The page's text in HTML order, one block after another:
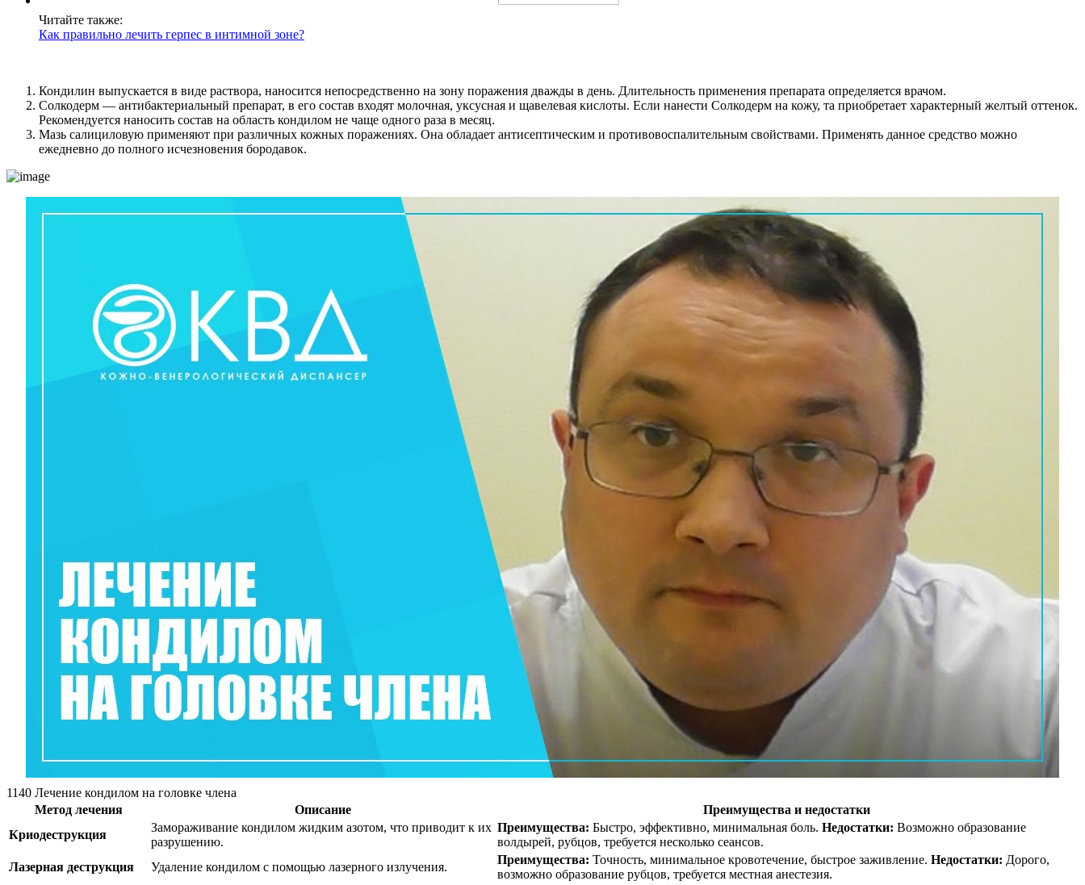
Читайте также:
Как правильно лечить герпес в интимной зоне?
Кондилин выпускается в виде раствора, наносится непосредственно на зону поражения дважды в день. Длительность применения препарата определяется врачом.
Солкодерм — антибактериальный препарат, в его состав входят молочная, уксусная и щавелевая кислоты. Если нанести Солкодерм на кожу, та приобретает характерный желтый оттенок.
Рекомендуется наносить состав на область кондилом не чаще одного раза в месяц.
Мазь салициловую применяют при различных кожных поражениях. Она обладает антисептическим и противовоспалительным свойствами. Применять данное средство можно
ежедневно до полного исчезновения бородавок.
1140 Лечение кондилом на головке члена
Метод лечения
Описание
Преимущества и недостатки
Криодеструкция
Замораживание кондилом жидким азотом, что приводит к их
разрушению.
Преимущества: Быстро, эффективно, минимальная боль. Недостатки: Возможно образование
волдырей, рубцов, требуется несколько сеансов.
Лазерная деструкция
Удаление кондилом с помощью лазерного излучения.
Преимущества: Точность, минимальное кровотечение, быстрое заживление. Недостатки: Дорого,
возможно образование рубцов, требуется местная анестезия.